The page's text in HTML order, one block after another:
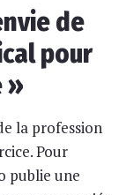
de
pour
»
la profession
Pour
publie une